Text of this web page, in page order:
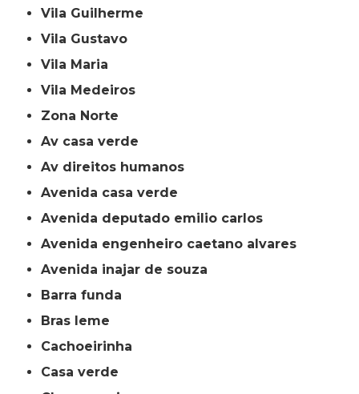
Vila Guilherme
Vila Gustavo
Vila Maria
Vila Medeiros
Zona Norte
av casa verde
av direitos humanos
avenida casa verde
avenida deputado emilio carlos
avenida engenheiro caetano alvares
avenida inajar de souza
barra funda
bras leme
cachoeirinha
casa verde